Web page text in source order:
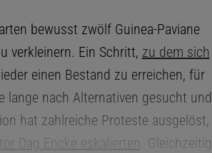
bewusst zwölf Guinea-Paviane
verkleinern. Ein Schritt, zu dem sich
einen Bestand zu erreichen, für
lange nach Alternativen gesucht und
hat zahlreiche Proteste ausgelöst,
Dag Encke eskalierten . Gleichzeitig